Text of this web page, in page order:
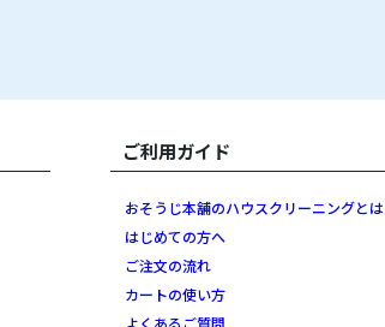
ご利用ガイド
おそうじ本舗のハウスクリーニングとは
はじめての方へ
ご注文の流れ
カートの使い方
よくあるご質問